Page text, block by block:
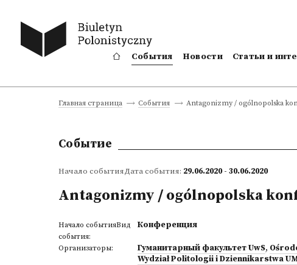
События Новости Статьи и
Главная страница События Antagonizmy / ogólnopolska
Событие
Начало событияДата события: 29.06.2020 - 30.06.2020
Antagonizmy / ogólnopolska
Начало событияВид
события:
Конференция
Организаторы: Гуманитарный факультет UwS,
Wydział Politologii i Dziennikarstwa